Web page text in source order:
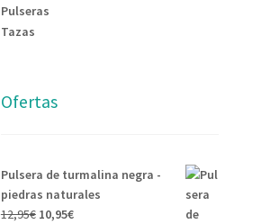
Pulseras
Tazas
Ofertas
Pulsera de turmalina negra -
piedras naturales
12,95€ 10,95€